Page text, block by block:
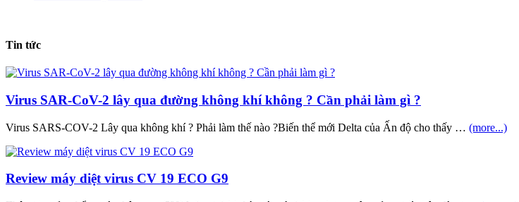
Tin tức
Virus SAR-CoV-2 lây qua đường không khí không ? Cần phải làm gì ?
Virus SARS-COV-2 Lây qua không khí ? Phải làm thế nào ?Biến thể mới Delta của Ấn độ cho thấy … (more...)
Review máy diệt virus CV 19 ECO G9